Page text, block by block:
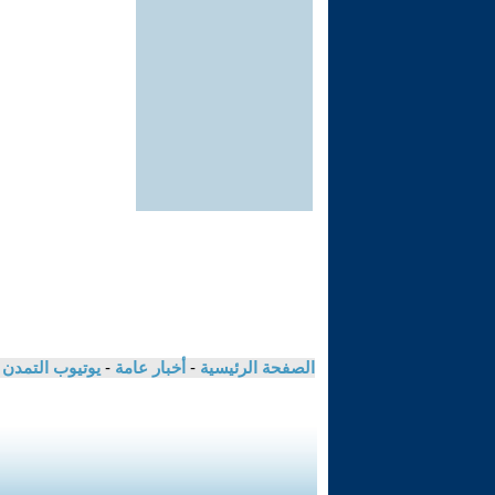
الصفحة الرئيسية - أخبار عامة - يوتيوب